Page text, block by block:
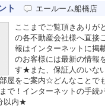
ト エールーム船橋店
ここまでご覧頂きありが
の各不動産会社様へ直接
報はインターネットに掲
のお客様には最新の情報
す★また、保証人のいな
屋をご案内☆どんなことで
で！インターネットの手
以内★